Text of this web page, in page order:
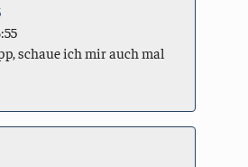
schaue ich mir auch mal